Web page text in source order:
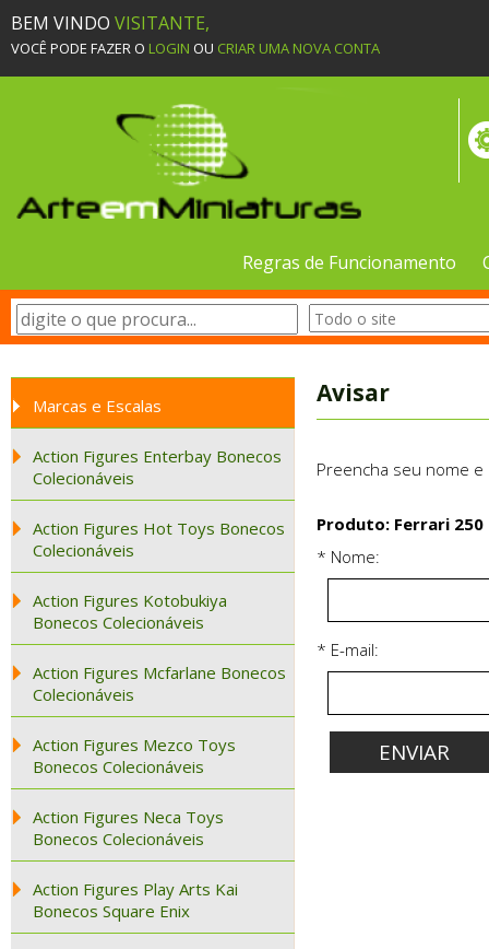
BEM VINDO VISITANTE,
VOCÊ PODE FAZER O LOGIN OU CRIAR UMA NOVA CONTA
Regras de Funcionamento
Marcas e Escalas
Action Figures Enterbay Bonecos
Colecionáveis
Action Figures Hot Toys Bonecos
Colecionáveis
Action Figures Kotobukiya
Bonecos Colecionáveis
Action Figures Mcfarlane Bonecos
Colecionáveis
Action Figures Mezco Toys
Bonecos Colecionáveis
Action Figures Neca Toys
Bonecos Colecionáveis
Action Figures Play Arts Kai
Bonecos Square Enix
Avisar
Preencha seu nome
Produto: Ferrari 250
* Nome:
* E-mail: